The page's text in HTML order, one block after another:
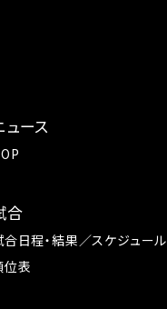
ュース
合
合日程・結果／スケジュール
位表